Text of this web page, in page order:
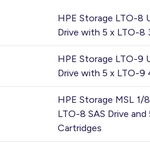
HPE Storage LTO-8
Drive with 5 x LTO-8
HPE Storage LTO-9
Drive with 5 x LTO-9
HPE Storage MSL 1/
LTO-8 SAS Drive
Cartridges